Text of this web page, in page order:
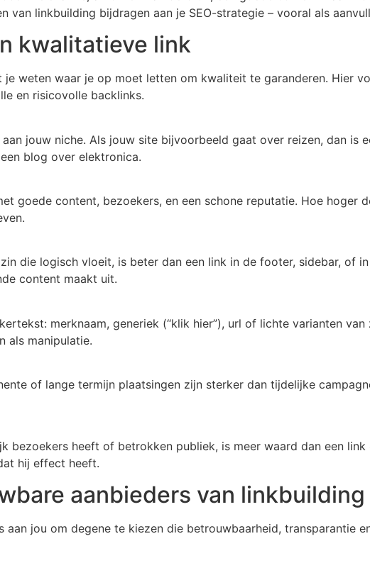
van linkbuilding bijdragen aan je SEO-strategie – vooral als
kwalitatieve link
weten waar je op moet letten om kwaliteit te garanderen. Hier
en risicovolle backlinks.
jouw niche. Als jouw site bijvoorbeeld gaat over reizen, dan is
blog over elektronica.
goede content, bezoekers, en een schone reputatie. Hoe hoger
die logisch vloeit, is beter dan een link in de footer, sidebar, of
content maakt uit.
merknaam, generiek (“klik hier”), url of lichte varianten
als manipulatie.
of lange termijn plaatsingen zijn sterker dan tijdelijke
bezoekers heeft of betrokken publiek, is meer waard dan een
hij effect heeft.
aanbieders van linkbuilding
aan jou om degene te kiezen die betrouwbaarheid, transparantie